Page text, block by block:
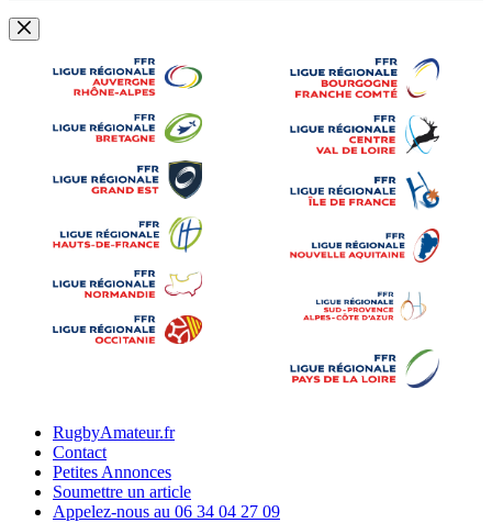
RugbyAmateur.fr
Contact
Petites Annonces
Soumettre un article
Appelez-nous au 06 34 04 27 09